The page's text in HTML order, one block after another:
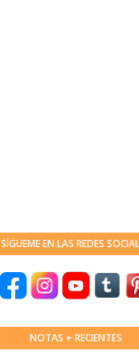
SÍGUEME EN LAS REDES
NOTAS + RECIENTES